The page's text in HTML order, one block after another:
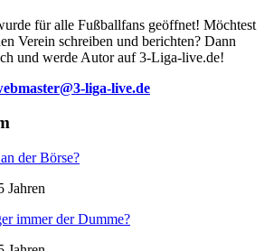
für alle Fußballfans geöffnet! Möchtest
Verein schreiben und berichten? Dann
und werde Autor auf 3-Liga-live.de!
liga-live.de
der Börse?
Jahren
immer der Dumme?